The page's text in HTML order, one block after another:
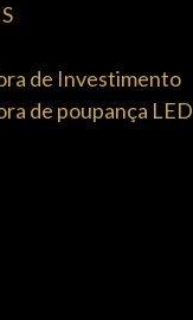
de Investimento
de poupança LED